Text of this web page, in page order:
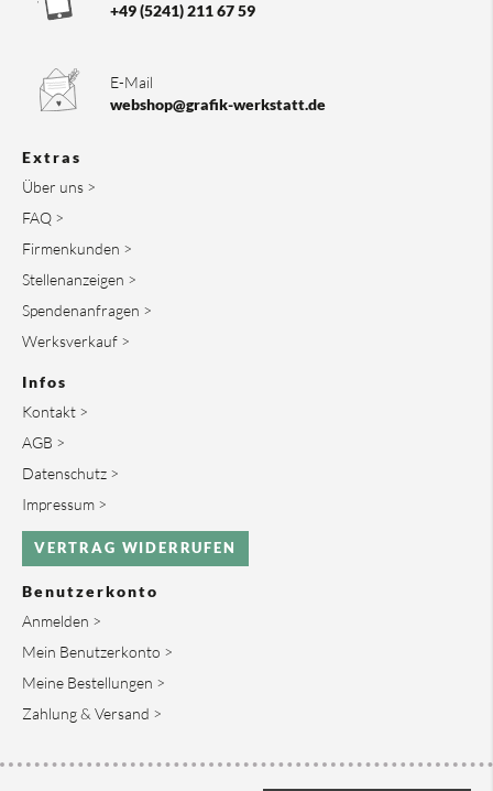
+49 (5241) 211 67 59
E-Mail
webshop@grafik-werkstatt.de
Extras
Über uns >
FAQ >
Firmenkunden >
Stellenanzeigen >
Spendenanfragen >
Werksverkauf >
Infos
Kontakt >
AGB >
Datenschutz >
Impressum >
VERTRAG WIDERRUFEN
Benutzerkonto
Anmelden >
Mein Benutzerkonto >
Meine Bestellungen >
Zahlung & Versand >